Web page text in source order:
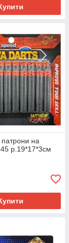
на
р.19*17*3см